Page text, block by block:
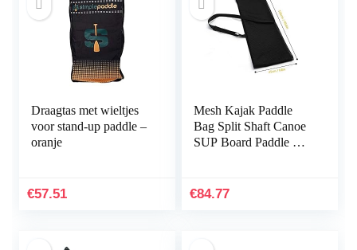
Draagtas met wieltjes
voor stand-up paddle –
oranje
€57.51
Mesh Kajak Paddle
Bag Split Shaft Canoe
SUP Board Paddle Bag
Mesh Bag (Color…
€84.77